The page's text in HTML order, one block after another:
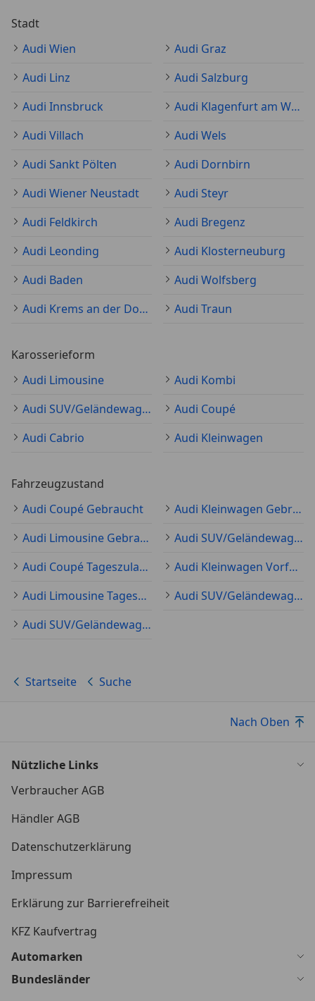
Stadt
Audi Wien
Audi Graz
Audi Linz
Audi Salzburg
Audi Innsbruck
Audi Klagenfurt am Wörthersee
Audi Villach
Audi Wels
Audi Sankt Pölten
Audi Dornbirn
Audi Wiener Neustadt
Audi Steyr
Audi Feldkirch
Audi Bregenz
Audi Leonding
Audi Klosterneuburg
Audi Baden
Audi Wolfsberg
Audi Krems an der Donau
Audi Traun
Karosserieform
Audi Limousine
Audi Kombi
Audi SUV/Geländewagen/Pickup
Audi Coupé
Audi Cabrio
Audi Kleinwagen
Fahrzeugzustand
Audi Coupé Gebraucht
Audi Kleinwagen Gebraucht
Audi Limousine Gebraucht
Audi SUV/Geländewagen/Pickup Gebraucht
Audi Coupé Tageszulassung
Audi Kleinwagen Vorführfahrzeug
Audi Limousine Tageszulassung
Audi SUV/Geländewagen/Pickup Tageszulassung
Audi SUV/Geländewagen/Pickup Neu
Startseite Suche
Nach Oben
Nützliche Links
Verbraucher AGB
Händler AGB
Datenschutzerklärung
Impressum
Erklärung zur Barrierefreiheit
KFZ Kaufvertrag
Automarken
Bundesländer